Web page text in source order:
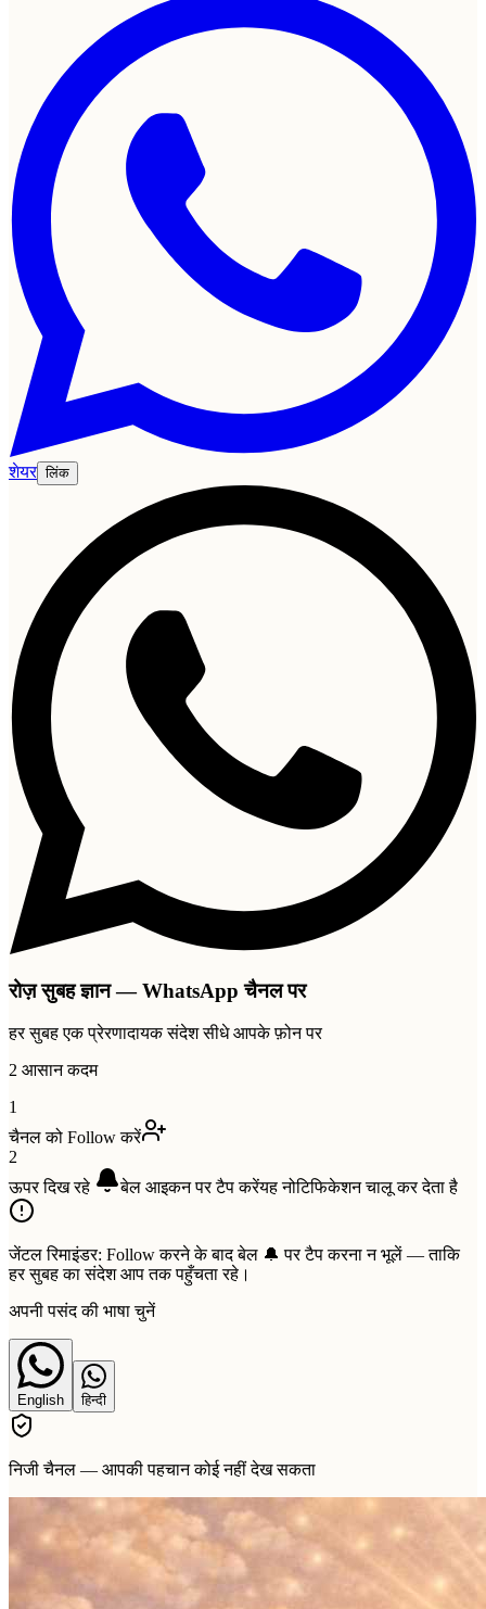
शेयर लिंक
रोज़ सुबह ज्ञान — WhatsApp चैनल पर
हर सुबह एक प्रेरणादायक संदेश सीधे आपके फ़ोन पर
2 आसान कदम
1
चैनल को Follow करें
2
ऊपर दिख रहे
बेल आइकन पर टैप करेंयह नोटिफिकेशन चालू कर देता है
जेंटल रिमाइंडर: Follow करने के बाद बेल 🔔 पर टैप करना न भूलें — ताकि
हर सुबह का संदेश आप तक पहुँचता रहे।
अपनी पसंद की भाषा चुनें
English हिन्दी
निजी चैनल — आपकी पहचान कोई नहीं देख सकता